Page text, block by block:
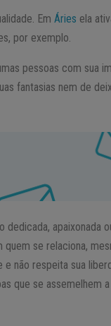
EmÁries ela
por exemplo.
pessoas com sua
fantasias nem de
apaixonada
se relaciona,
não respeita sua
que se assemelhem